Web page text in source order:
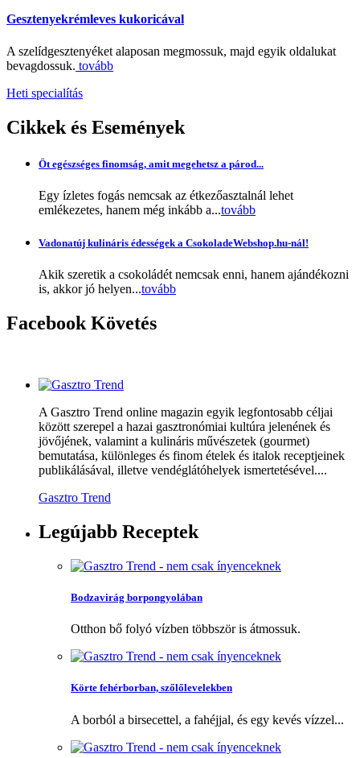
Gesztenyekrémleves kukoricával
A szelídgesztenyéket alaposan megmossuk, majd egyik oldalukat
bevagdossuk. tovább
Heti specialítás
Cikkek és Események
Öt egészséges finomság, amit megehetsz a párod...
Egy ízletes fogás nemcsak az étkezőasztalnál lehet
emlékezetes, hanem még inkább a...tovább
Vadonatúj kulináris édességek a CsokoladeWebshop.hu-nál!
Akik szeretik a csokoládét nemcsak enni, hanem ajándékozni
is, akkor jó helyen...tovább
Facebook Követés
A Gasztro Trend online magazin egyik legfontosabb céljai
között szerepel a hazai gasztronómiai kultúra jelenének és
jövőjének, valamint a kulináris művészetek (gourmet)
bemutatása, különleges és finom ételek és italok receptjeinek
publikálásával, illetve vendéglátóhelyek ismertetésével....
Gasztro Trend
Legújabb Receptek
Bodzavirág borpongyolában
Otthon bő folyó vízben többször is átmossuk.
Körte fehérborban, szőlőlevelekben
A borból a birsecettel, a fahéjjal, és egy kevés vízzel...